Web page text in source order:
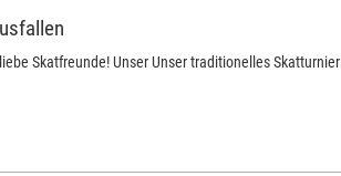
Skatfreunde! Unser Unser traditionelles Skatturnier